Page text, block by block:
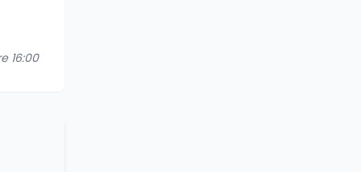
16:00